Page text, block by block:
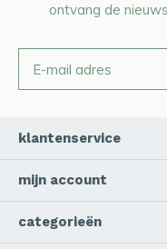
ontvang de
klantenservice
mijn account
categorieën